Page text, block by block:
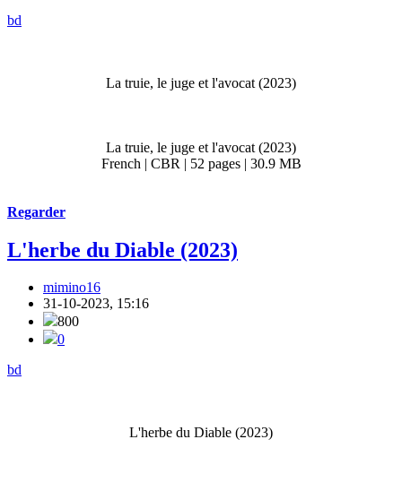
bd
La truie, le juge et l'avocat (2023)
La truie, le juge et l'avocat (2023)
French | CBR | 52 pages | 30.9 MB
Regarder
L'herbe du Diable (2023)
mimino16
31-10-2023, 15:16
800
0
bd
L'herbe du Diable (2023)